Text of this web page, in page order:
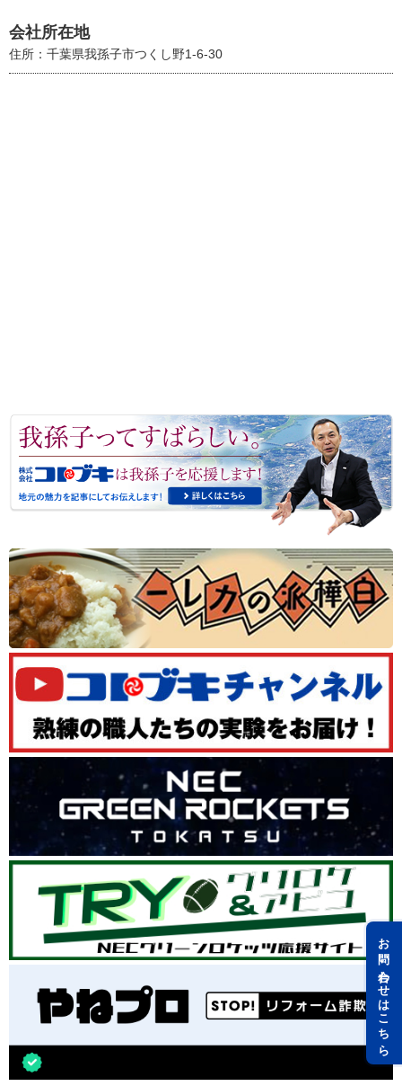
お問い合わせはこちら
会社所在地
住所：千葉県我孫子市つくし野1-6-30